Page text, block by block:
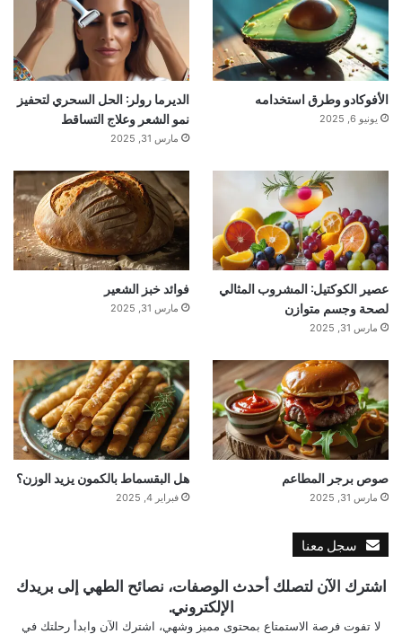
الأفوكادو وطرق استخدامه
يونيو 6, 2025
الديرما رولر: الحل السحري لتحفيز
نمو الشعر وعلاج التساقط
مارس 31, 2025
عصير الكوكتيل: المشروب المثالي
لصحة وجسم متوازن
مارس 31, 2025
فوائد خبز الشعير
مارس 31, 2025
صوص برجر المطاعم
مارس 31, 2025
هل البقسماط بالكمون يزيد الوزن؟
فبراير 4, 2025
سجل معنا
اشترك الآن لتصلك أحدث الوصفات، نصائح الطهي إلى بريدك
الإلكتروني.
لا تفوت فرصة الاستمتاع بمحتوى مميز وشهي، اشترك الآن وابدأ رحلتك في